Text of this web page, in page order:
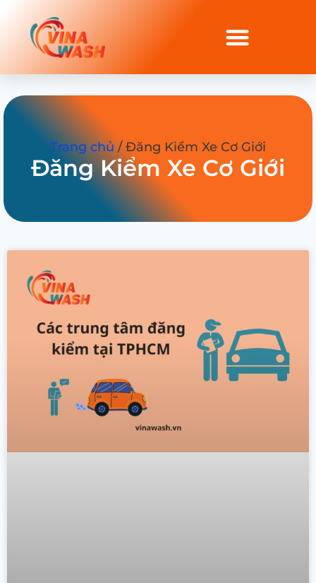
Trang chủ/ Đăng Kiểm Xe Cơ Giới
Đăng Kiểm Xe Cơ Giới